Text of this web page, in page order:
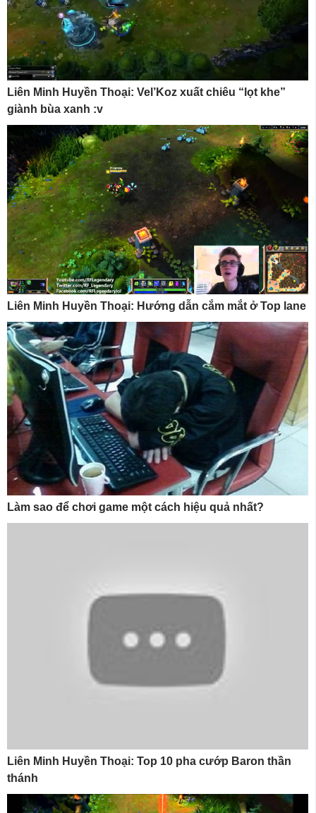
Liên Minh Huyền Thoại: Vel’Koz xuất chiêu “lọt khe”
giành bùa xanh :v
Liên Minh Huyền Thoại: Hướng dẫn cắm mắt ở Top lane
Làm sao để chơi game một cách hiệu quả nhất?
Liên Minh Huyền Thoại: Top 10 pha cướp Baron thần
thánh